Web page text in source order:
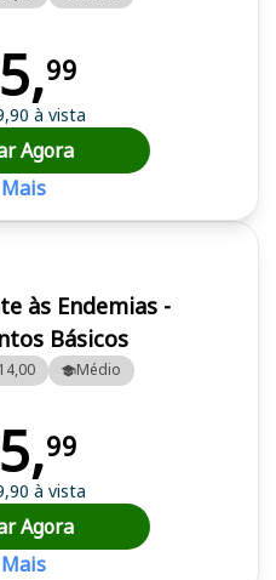
às Endemias -
Básicos
Médio
99
à vista
Agora
99
à vista
Agora